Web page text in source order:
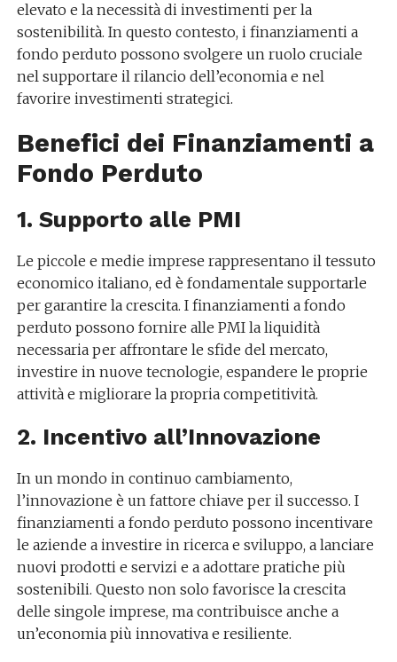
elevato e la necessità di investimenti per la
sostenibilità. In questo contesto, i finanziamenti a
fondo perduto possono svolgere un ruolo cruciale
nel supportare il rilancio dell’economia e nel
favorire investimenti strategici.
Benefici dei Finanziamenti a
Fondo Perduto
1. Supporto alle PMI
Le piccole e medie imprese rappresentano il tessuto
economico italiano, ed è fondamentale supportarle
per garantire la crescita. I finanziamenti a fondo
perduto possono fornire alle PMI la liquidità
necessaria per affrontare le sfide del mercato,
investire in nuove tecnologie, espandere le proprie
attività e migliorare la propria competitività.
2. Incentivo all’Innovazione
In un mondo in continuo cambiamento,
l’innovazione è un fattore chiave per il successo. I
finanziamenti a fondo perduto possono incentivare
le aziende a investire in ricerca e sviluppo, a lanciare
nuovi prodotti e servizi e a adottare pratiche più
sostenibili. Questo non solo favorisce la crescita
delle singole imprese, ma contribuisce anche a
un’economia più innovativa e resiliente.